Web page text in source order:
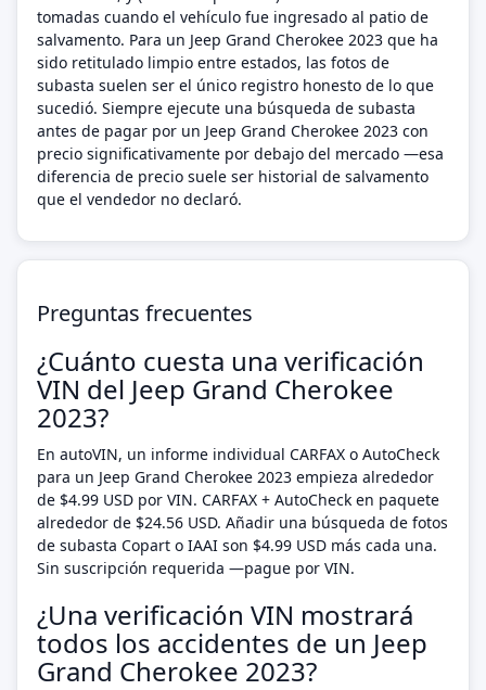
tomadas cuando el vehículo fue ingresado al patio de
salvamento. Para un Jeep Grand Cherokee 2023 que ha
sido retitulado limpio entre estados, las fotos de
subasta suelen ser el único registro honesto de lo que
sucedió. Siempre ejecute una búsqueda de subasta
antes de pagar por un Jeep Grand Cherokee 2023 con
precio significativamente por debajo del mercado —esa
diferencia de precio suele ser historial de salvamento
que el vendedor no declaró.
Preguntas frecuentes
¿Cuánto cuesta una verificación
VIN del Jeep Grand Cherokee
2023?
En autoVIN, un informe individual CARFAX o AutoCheck
para un Jeep Grand Cherokee 2023 empieza alrededor
de $4.99 USD por VIN. CARFAX + AutoCheck en paquete
alrededor de $24.56 USD. Añadir una búsqueda de fotos
de subasta Copart o IAAI son $4.99 USD más cada una.
Sin suscripción requerida —pague por VIN.
¿Una verificación VIN mostrará
todos los accidentes de un Jeep
Grand Cherokee 2023?